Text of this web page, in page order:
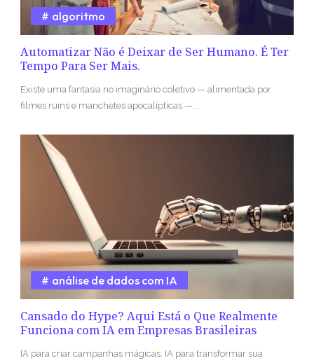
Automatizar Não é Deixar de Ser Humano. É Ter
Tempo Para Ser Mais.
algoritmo
Existe uma fantasia no imaginário coletivo — alimentada por
filmes ruins e manchetes apocalípticas —...
Cansado do Hype? Aqui Está o Que Realmente
Funciona com IA em Empresas Brasileiras
análise de dados com IA
IA para criar campanhas mágicas. IA para transformar sua